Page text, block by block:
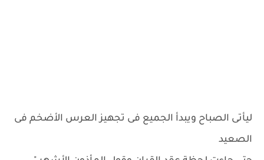
ليأتى الصباح ويبدأ الجميع فى تجهيز العرس الأضخم فى
الصعيد